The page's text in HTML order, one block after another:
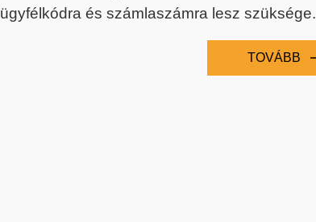
ügyfélkódra és számlaszámra lesz szüksége.
TOVÁBB